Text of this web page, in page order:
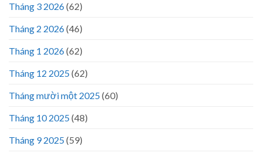
Tháng 3 2026(62)
Tháng 2 2026(46)
Tháng 1 2026(62)
Tháng 12 2025(62)
Tháng mười một 2025(60)
Tháng 10 2025(48)
Tháng 9 2025(59)